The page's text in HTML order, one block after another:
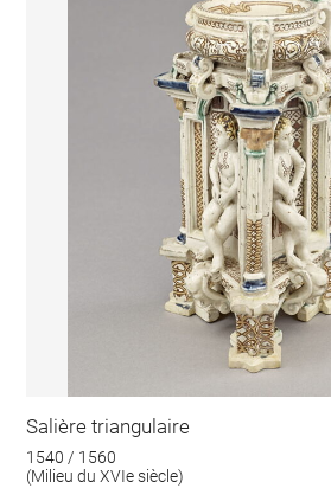
Salière triangulaire
1540 / 1560
(Milieu du XVIe siècle)